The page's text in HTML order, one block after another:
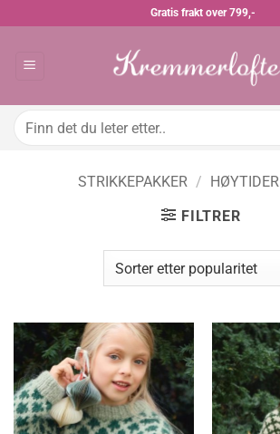
Gratis frakt over 799,-
Søk
STRIKKEPAKKER / HØYTIDER
FILTRER